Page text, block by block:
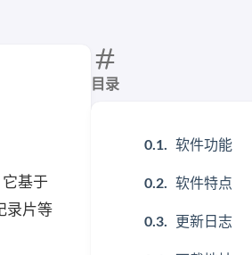
目录
软件功能
软件特点
更新日志
基于
录片等